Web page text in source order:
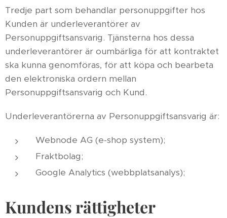
Tredje part som behandlar personuppgifter hos
Kunden är underleverantörer av
Personuppgiftsansvarig. Tjänsterna hos dessa
underleverantörer är oumbärliga för att kontraktet
ska kunna genomföras, för att köpa och bearbeta
den elektroniska ordern mellan
Personuppgiftsansvarig och Kund.
Underleverantörerna av Personuppgiftsansvarig är:
Webnode AG (e-shop system);
Fraktbolag;
Google Analytics (webbplatsanalys);
Kundens rättigheter